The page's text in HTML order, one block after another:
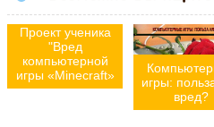
Проект ученика
"Вред
компьютерной
игры «Minecraft»
игры:
вред?